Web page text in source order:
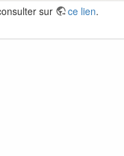
sur
ce lien.